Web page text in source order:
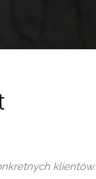
klientów.